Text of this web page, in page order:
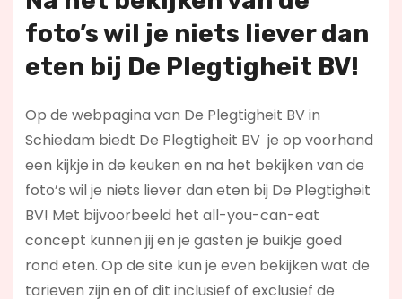
foto’s wil je niets liever dan
eten bij De Plegtigheit BV!
Op de webpagina van De Plegtigheit BV in
Schiedam biedt De Plegtigheit BV je op voorhand
een kijkje in de keuken en na het bekijken van de
foto’s wil je niets liever dan eten bij De Plegtigheit
BV! Met bijvoorbeeld het all-you-can-eat
concept kunnen jij en je gasten je buikje goed
rond eten. Op de site kun je even bekijken wat de
tarieven zijn en of dit inclusief of exclusief de